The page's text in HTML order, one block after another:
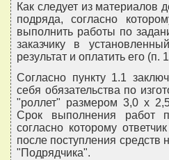
Как следует из материалов
подряда, согласно
выполнить работы по
заказчику в
результат и оплатить его (п.
Согласно пункту 1.1
себя обязательства по
"роллет" размером 3,0 x
Срок выполнения работ
согласно которому
после поступления средств
"Подрядчика".